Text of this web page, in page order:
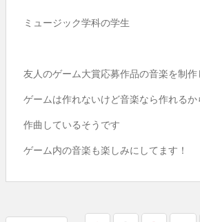
ミュージック学科の学生
友人のゲーム大賞応募作品の音楽を制作
ゲームは作れないけど音楽なら作れる
作曲しているそうです
ゲーム内の音楽も楽しみにしてます！